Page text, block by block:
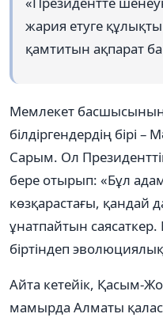
жария етуге құлықты
қамтитын ақпарат
Мемлекет басшысының
білдіргендердің бірі –
Сарым. Ол
бере отырып: «Бұл
көзқарастағы, қандай
ұнатпайтын саясаткер.
біртіндеп
Айта кетейік, Қасым-
мамырда Алматы